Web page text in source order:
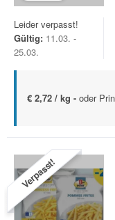
Leider verpasst!
Gültig: 11.03. -
25.03.
€ 2,72 / kg - oder
Verpasst!